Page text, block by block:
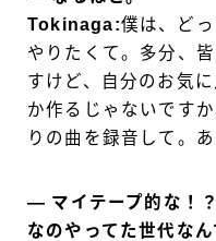
Tokinaga:僕は、ど
やりたくて。多分、
すけど、自分のお気
か作るじゃないです
りの曲を録音して。あ
― マイテープ的な！
なのやってた世代なん